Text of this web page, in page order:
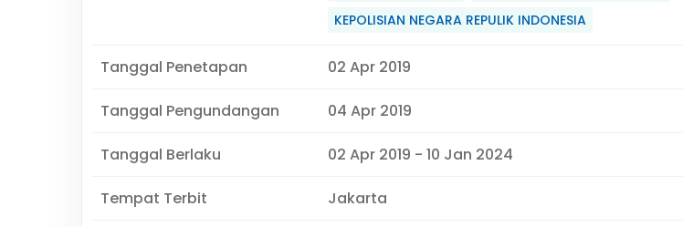
KEPOLISIAN NEGARA REPULIK INDONESIA
Tanggal Penetapan 02 Apr 2019
Tanggal Pengundangan 04 Apr 2019
Tanggal Berlaku 02 Apr 2019 - 10 Jan 2024
Tempat Terbit Jakarta